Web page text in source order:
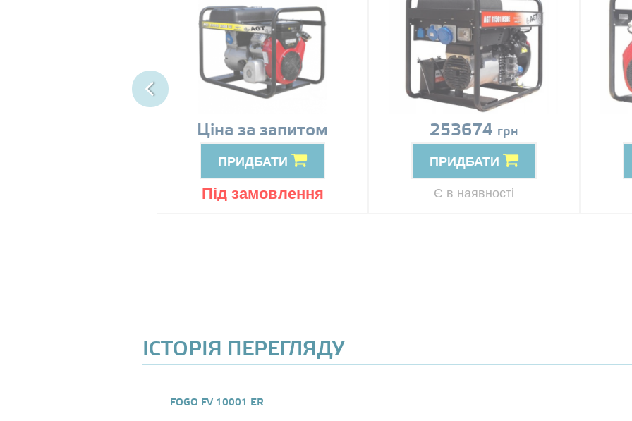
Ціна за запитом
ПРИДБАТИ
Під замовлення
253674 грн
ПРИДБАТИ
Є в наявності
ІСТОРІЯ ПЕРЕГЛЯДУ
FOGO FV 10001 ER